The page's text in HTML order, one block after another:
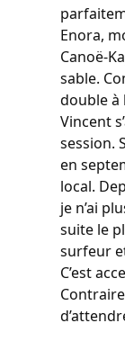
Enora,
Canoë-
sable.
double à
Vincent
session.
en
local.
je n’ai
suite le
surfeur
C’est